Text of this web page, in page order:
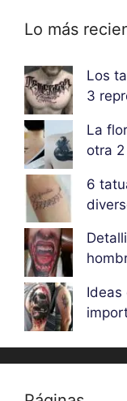
Lo más
Los
3
La
otra
6
Ideas